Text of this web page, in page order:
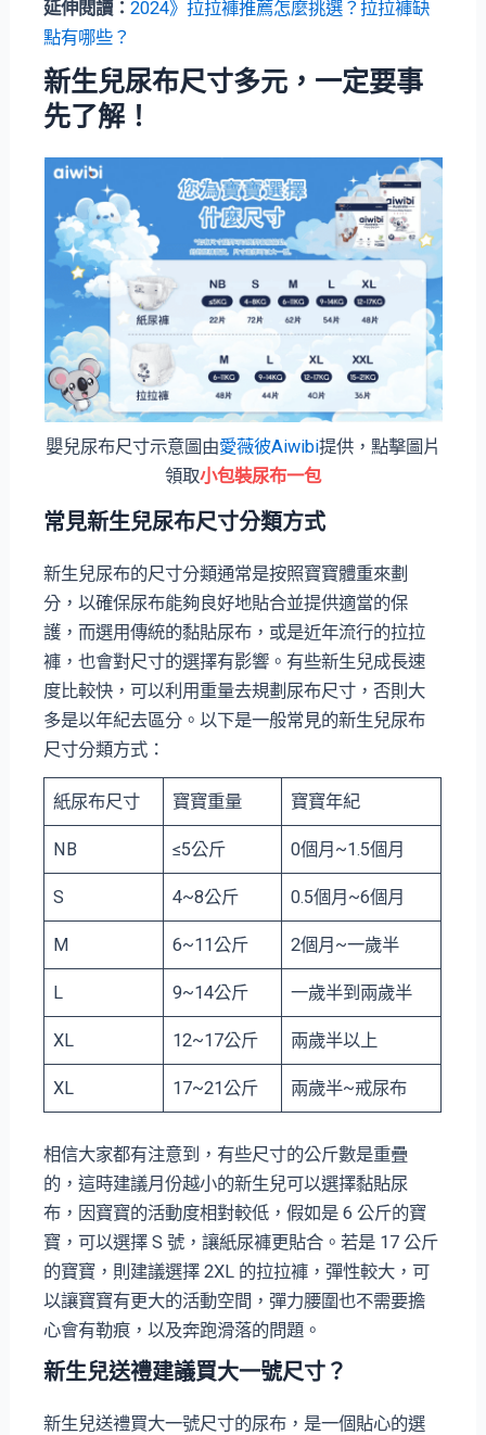
延伸閱讀：2024》拉拉褲推薦怎麼挑選？拉拉褲缺
點有哪些？
新生兒尿布尺寸多元，一定要事
先了解！
嬰兒尿布尺寸示意圖由愛薇彼Aiwibi提供，點擊圖片
領取小包裝尿布一包
常見新生兒尿布尺寸分類方式
新生兒尿布的尺寸分類通常是按照寶寶體重來劃
分，以確保尿布能夠良好地貼合並提供適當的保
護，而選用傳統的黏貼尿布，或是近年流行的拉拉
褲，也會對尺寸的選擇有影響。有些新生兒成長速
度比較快，可以利用重量去規劃尿布尺寸，否則大
多是以年紀去區分。以下是一般常見的新生兒尿布
尺寸分類方式：
紙尿布尺寸 寶寶重量 寶寶年紀
NB ≤5公斤 0個月~1.5個月
S 4~8公斤 0.5個月~6個月
M 6~11公斤 2個月~一歲半
L 9~14公斤 一歲半到兩歲半
XL 12~17公斤 兩歲半以上
XL 17~21公斤 兩歲半~戒尿布
相信大家都有注意到，有些尺寸的公斤數是重疊
的，這時建議月份越小的新生兒可以選擇黏貼尿
布，因寶寶的活動度相對較低，假如是 6 公斤的寶
寶，可以選擇 S 號，讓紙尿褲更貼合。若是 17 公斤
的寶寶，則建議選擇 2XL 的拉拉褲，彈性較大，可
以讓寶寶有更大的活動空間，彈力腰圍也不需要擔
心會有勒痕，以及奔跑滑落的問題。
新生兒送禮建議買大一號尺寸？
新生兒送禮買大一號尺寸的尿布，是一個貼心的選